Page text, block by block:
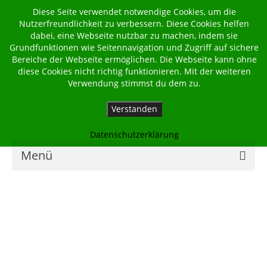
Menü
Diese Seite verwendet notwendige Cookies, um die
Nutzerfreundlichkeit zu verbessern. Diese Cookies helfen
dabei, eine Webseite nutzbar zu machen, indem sie
Grundfunktionen wie Seitennavigation und Zugriff auf sichere
Bereiche der Webseite ermöglichen. Die Webseite kann ohne
diese Cookies nicht richtig funktionieren. Mit der weiteren
Verwendung stimmst du dem zu.
Verstanden
Datenschutzerklärung